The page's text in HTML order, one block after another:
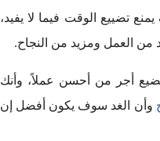
تضييع الوقت فيما لا يفيد،
العمل ومزيد من النجاح.
أجر من أحسن عملاً، وأنك
وأن الغد سوف يكون أفضل إن